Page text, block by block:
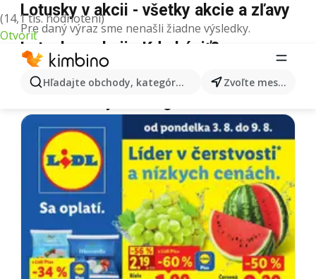
(14,1 tis. hodnotení)
Otvoriť
Hľadajte obchody, kategórie, produkty... Zvoľte mesto
Lotusky v akcii - všetky akcie a zľavy
Pre daný výraz sme nenašli žiadne výsledky.
Lotusky v akcii - Kde kúpiť?